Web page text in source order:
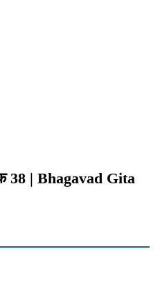
38 | Bhagavad Gita